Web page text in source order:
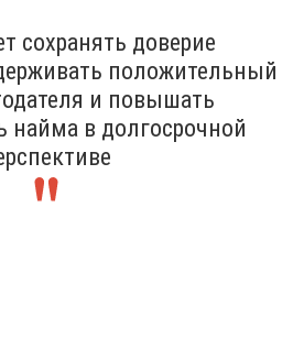
сохранять доверие
положительный
и повышать
найма в долгосрочной